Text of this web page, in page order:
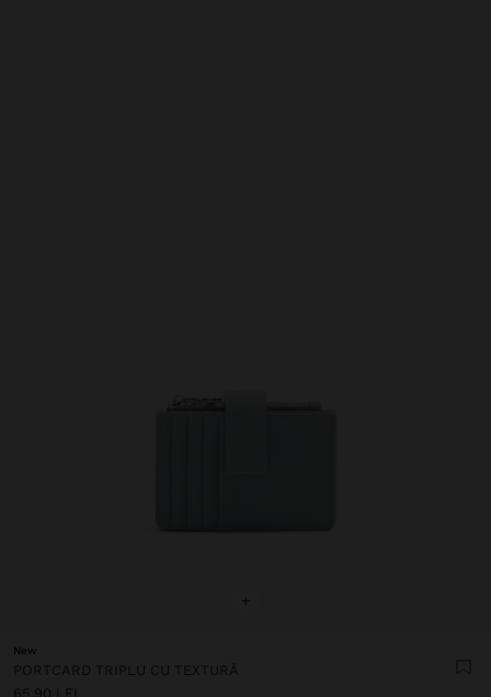
+
New
PORTCARD TRIPLU CU TEXTURĂ
65.90 LEI